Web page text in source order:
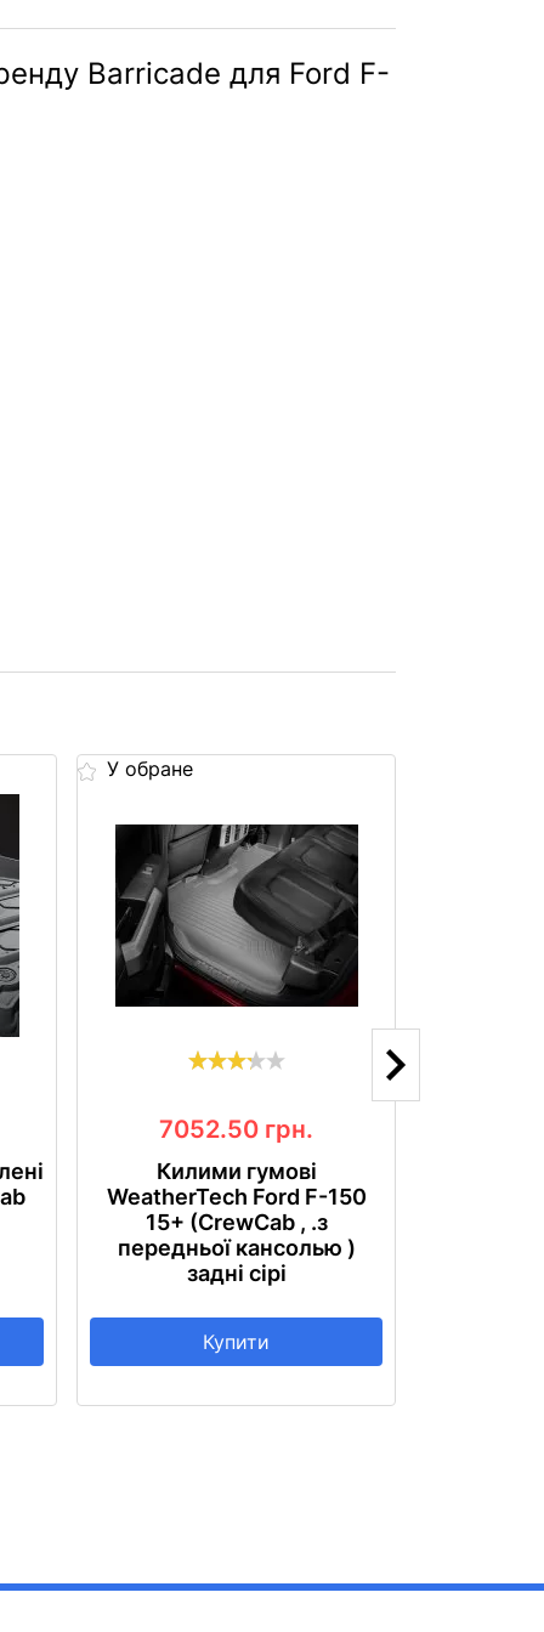
Barricade для Ford F-
Review & Install
У обране
7052.50 грн.
Килими гумові
WeatherTech Ford F-150
15+ (CrewCab , .з
передньої кансолью )
задні сірі
Купити